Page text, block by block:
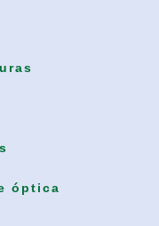
óptica